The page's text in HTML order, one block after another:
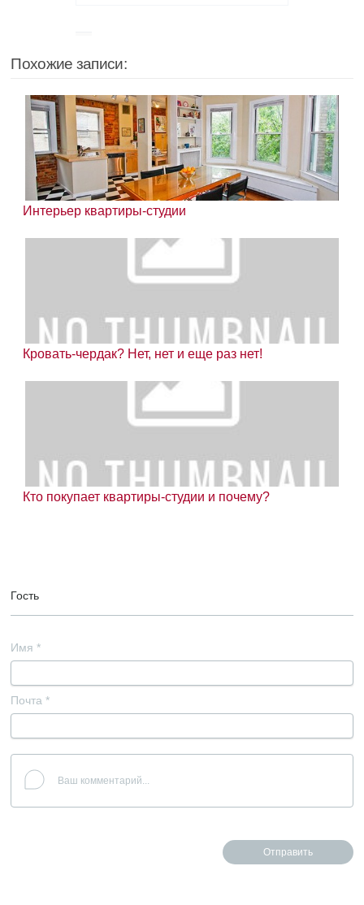
Похожие записи:
Интерьер квартиры-студии
Кровать-чердак? Нет, нет и еще раз нет!
Кто покупает квартиры-студии и почему?
Гость
Имя *
Почта *